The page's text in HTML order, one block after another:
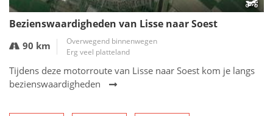
Bezienswaardigheden van Lisse naar Soest
90 km
Overwegend binnenwegen
Erg veel platteland
Tijdens deze motorroute van Lisse naar Soest kom je langs
bezienswaardigheden